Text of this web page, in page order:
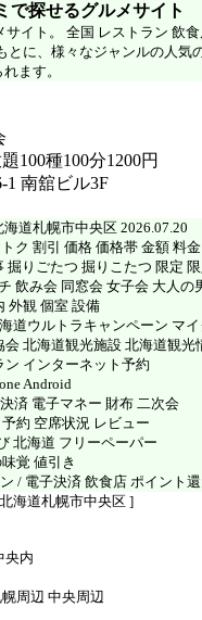
で探せるグルメサイト
イト。 全国 レストラン 飲
とに、様々なジャンルの人気
ます。
100種100分1200円
1 南舘ビル3F
道札幌市中央区 2026.07.20
ク 割引 価格 価格帯 金額 料
りごたつ 掘りこたつ 限定
飲み会 同窓会 女子会 大人の
外観 個室 設備
道ウルトラキャンペーン マ
北海道観光施設 北海道観光
インターネット予約
Android
済 電子マネー 財布 二次会
約 空席状況 レビュー
北海道 フリーペーパー
覚 値引き
/ 電子決済 飲食店 ポイント
海道札幌市中央区 ]
央内
周辺 中央周辺